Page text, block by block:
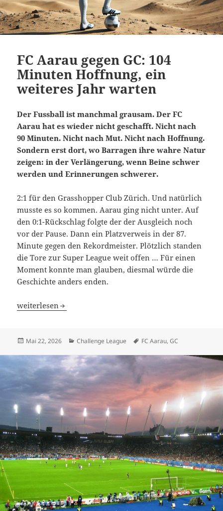
FC Aarau gegen GC: 104
Minuten Hoffnung, ein
weiteres Jahr warten
Der Fussball ist manchmal grausam. Der FC
Aarau hat es wieder nicht geschafft. Nicht nach
90 Minuten. Nicht nach Mut. Nicht nach Hoffnung.
Sondern erst dort, wo Barragen ihre wahre Natur
zeigen: in der Verlängerung, wenn Beine schwer
werden und Erinnerungen schwerer.
2:1 für den Grasshopper Club Zürich. Und natürlich
musste es so kommen. Aarau ging nicht unter. Auf
den 0:1-Rückschlag folgte der der Ausgleich noch
vor der Pause. Dann ein Platzverweis in der 87.
Minute gegen den Rekordmeister. Plötzlich standen
die Tore zur Super League weit offen … Für einen
Moment konnte man glauben, diesmal würde die
Geschichte anders enden.
FC Aarau gegen GC: 104 Minuten Hoffnung, ein weiteres
weiterlesen
Veröffentlicht
Mai 22, 2026 Kategorien
Challenge League Schlagwörter
FC Aarau,GC